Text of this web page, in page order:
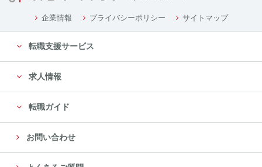
企業情報 プライバシーポリシー サイトマップ
転職支援サービス
求人情報
転職ガイド
お問い合わせ